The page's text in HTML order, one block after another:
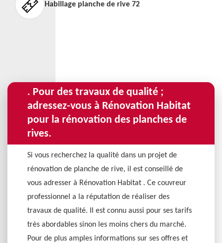
Habillage planche de rive 72
. Pour des travaux de qualité ;
adressez-vous à Rénovation Habitat
pour la rénovation des planches de
rives.
Si vous recherchez la qualité dans un projet de
rénovation de planche de rive, il est conseillé de
vous adresser à Rénovation Habitat . Ce couvreur
professionnel a la réputation de réaliser des
travaux de qualité. Il est connu aussi pour ses tarifs
très abordables sinon les moins chers du marché.
Pour de plus amples informations sur ses offres et